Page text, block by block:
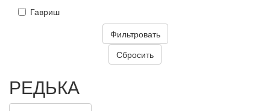
Гавриш
РЕДЬКА